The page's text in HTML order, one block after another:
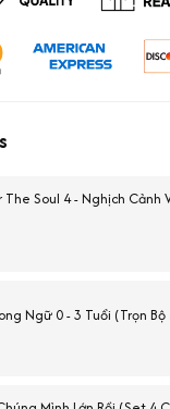
The Soul 4 - Nghịch Cảnh
Ngữ 0 - 3 Tuổi (Trọn Bộ